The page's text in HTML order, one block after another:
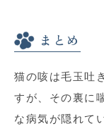
まとめ
猫の咳は毛玉吐
すが、その裏に
な病気が隠れて